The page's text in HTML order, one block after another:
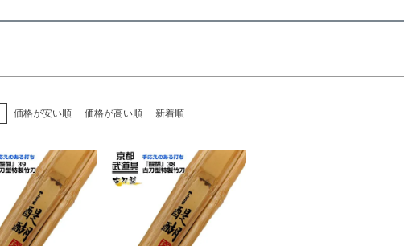
検索
価格が安い順 価格が高い順 新着順